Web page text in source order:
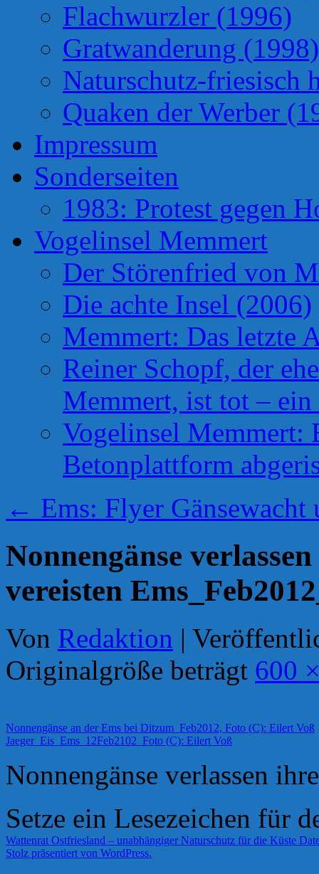
Flachwurzler (1996)
Gratwanderung (1998)
Naturschutz-friesisch
Quaken der Werber
Impressum
Sonderseiten
1983: Protest gegen
Vogelinsel Memmert
Der Störenfried von
Die achte Insel (2006)
Memmert: Das letzte
Reiner Schopf, der
Memmert, ist tot –
Vogelinsel Memmert:
Betonplattform
← Ems: Flyer Gänsewacht
Nonnengänse
vereisten
Von Redaktion |
Originalgröße beträgt 600
Nonnengänse an der Ems bei Ditzum_Feb2012, Foto (C): Eilert Voß
Jaeger_Eis_Ems_12Feb2102_Foto (C): Eilert Voß
Nonnengänse verlassen
Setze ein Lesezeichen für
Wattenrat Ostfriesland – unabhängiger Naturschutz für die Küste
Stolz präsentiert von WordPress.